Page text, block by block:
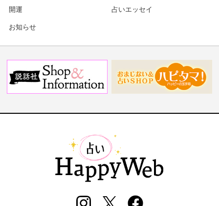
開運 占いエッセイ
お知らせ